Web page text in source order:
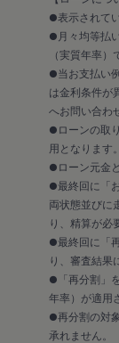
9
スマー
キャン
フォルクス
企業情
プレス
●表示されて
●月々均等払
（実質年率）
●当お支払い
は金利条件が
へお問い合わ
●ローンの取
用となります。
●ローン元金
●最終回に「
両状態並びに
り、精算が必
●最終回に「
り、審査結果
●「再分割」
年率）が適用
●再分割の対
承れません。